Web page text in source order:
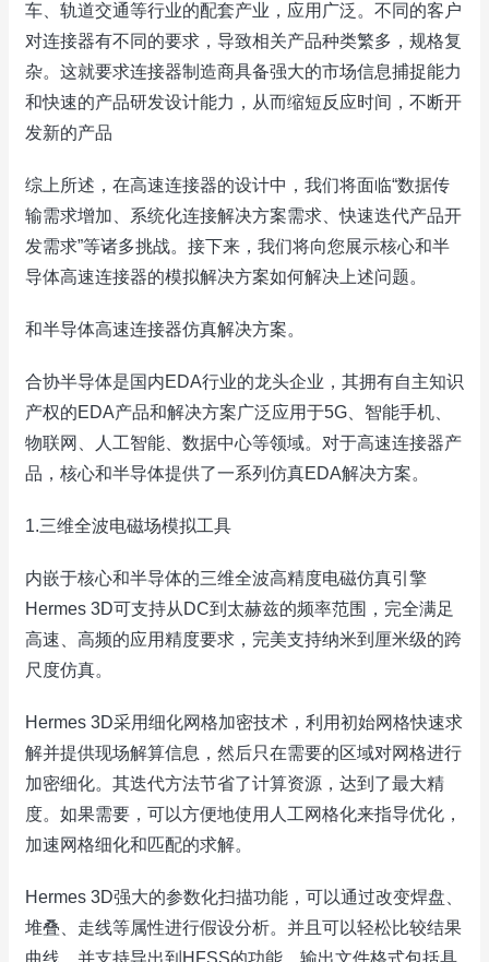
车、轨道交通等行业的配套产业，应用广泛。不同的客户
对连接器有不同的要求，导致相关产品种类繁多，规格复
杂。这就要求连接器制造商具备强大的市场信息捕捉能力
和快速的产品研发设计能力，从而缩短反应时间，不断开
发新的产品
综上所述，在高速连接器的设计中，我们将面临“数据传
输需求增加、系统化连接解决方案需求、快速迭代产品开
发需求”等诸多挑战。接下来，我们将向您展示核心和半
导体高速连接器的模拟解决方案如何解决上述问题。
和半导体高速连接器仿真解决方案。
合协半导体是国内EDA行业的龙头企业，其拥有自主知识
产权的EDA产品和解决方案广泛应用于5G、智能手机、
物联网、人工智能、数据中心等领域。对于高速连接器产
品，核心和半导体提供了一系列仿真EDA解决方案。
1.三维全波电磁场模拟工具
内嵌于核心和半导体的三维全波高精度电磁仿真引擎
Hermes 3D可支持从DC到太赫兹的频率范围，完全满足
高速、高频的应用精度要求，完美支持纳米到厘米级的跨
尺度仿真。
Hermes 3D采用细化网格加密技术，利用初始网格快速求
解并提供现场解算信息，然后只在需要的区域对网格进行
加密细化。其迭代方法节省了计算资源，达到了最大精
度。如果需要，可以方便地使用人工网格化来指导优化，
加速网格细化和匹配的求解。
Hermes 3D强大的参数化扫描功能，可以通过改变焊盘、
堆叠、走线等属性进行假设分析。并且可以轻松比较结果
曲线，并支持导出到HFSS的功能。输出文件格式包括具